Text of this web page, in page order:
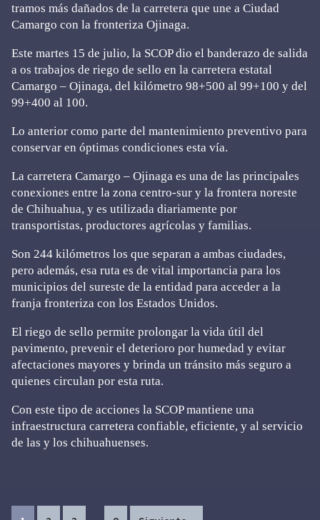
tramos más dañados de la carretera que une a Ciudad
Camargo con la fronteriza Ojinaga.
Este martes 15 de julio, la SCOP dio el banderazo de salida
a os trabajos de riego de sello en la carretera estatal
Camargo – Ojinaga, del kilómetro 98+500 al 99+100 y del
99+400 al 100.
Lo anterior como parte del mantenimiento preventivo para
conservar en óptimas condiciones esta vía.
La carretera Camargo – Ojinaga es una de las principales
conexiones entre la zona centro-sur y la frontera noreste
de Chihuahua, y es utilizada diariamente por
transportistas, productores agrícolas y familias.
Son 244 kilómetros los que separan a ambas ciudades,
pero además, esa ruta es de vital importancia para los
municipios del sureste de la entidad para acceder a la
franja fronteriza con los Estados Unidos.
El riego de sello permite prolongar la vida útil del
pavimento, prevenir el deterioro por humedad y evitar
afectaciones mayores y brinda un tránsito más seguro a
quienes circulan por esta ruta.
Con este tipo de acciones la SCOP mantiene una
infraestructura carretera confiable, eficiente, y al servicio
de las y los chihuahuenses.
Interim